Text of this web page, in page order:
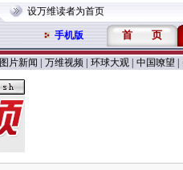
设万维读者为首页
手机版 首 页
图片新闻 万维视频 环球大观 中国嘹望